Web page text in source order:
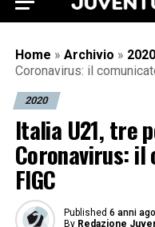
Home » Archivio » 2020
Coronavirus: il
2020
Italia U21, tre
Coronavirus:
FIGC
Published 6 anni ago
By Redazione